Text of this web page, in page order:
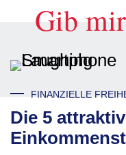
Gib
FINANZIELLE
Die 5